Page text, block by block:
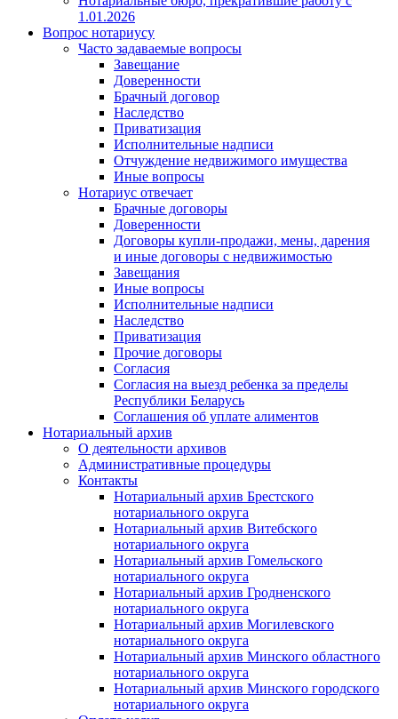
1.01.2026
Вопрос нотариусу
Часто задаваемые вопросы
Завещание
Доверенности
Брачный договор
Наследство
Приватизация
Исполнительные надписи
Отчуждение недвижимого имущества
Иные вопросы
Нотариус отвечает
Брачные договоры
Доверенности
Договоры купли-продажи, мены, дарения
и иные договоры с недвижимостью
Завещания
Иные вопросы
Исполнительные надписи
Наследство
Приватизация
Прочие договоры
Согласия
Согласия на выезд ребенка за пределы
Республики Беларусь
Соглашения об уплате алиментов
Нотариальный архив
О деятельности архивов
Административные процедуры
Контакты
Нотариальный архив Брестского
нотариального округа
Нотариальный архив Витебского
нотариального округа
Нотариальный архив Гомельского
нотариального округа
Нотариальный архив Гродненского
нотариального округа
Нотариальный архив Могилевского
нотариального округа
Нотариальный архив Минского областного
нотариального округа
Нотариальный архив Минского городского
нотариального округа